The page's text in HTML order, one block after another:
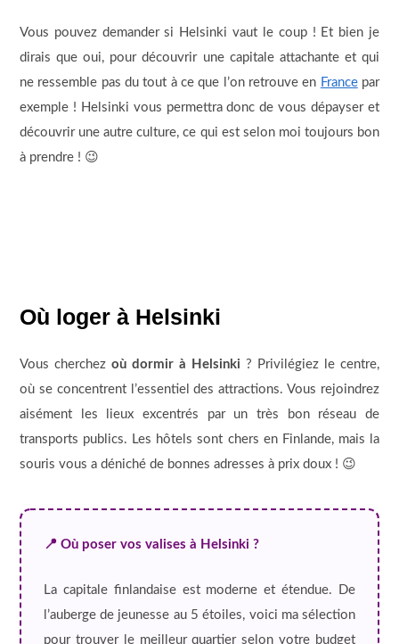
Vous pouvez demander si Helsinki vaut le coup ! Et bien je
dirais que oui, pour découvrir une capitale attachante et qui
ne ressemble pas du tout à ce que l’on retrouve en Francepar
exemple ! Helsinki vous permettra donc de vous dépayser et
découvrir une autre culture, ce qui est selon moi toujours bon
à prendre ! 😉
Où loger à Helsinki
Vous cherchez où dormir à Helsinki ? Privilégiez le centre,
où se concentrent l’essentiel des attractions. Vous rejoindrez
aisément les lieux excentrés par un très bon réseau de
transports publics. Les hôtels sont chers en Finlande, mais la
souris vous a déniché de bonnes adresses à prix doux ! 😉
📍 Où poser vos valises à Helsinki ?
La capitale finlandaise est moderne et étendue. De
l’auberge de jeunesse au 5 étoiles, voici ma sélection
pour trouver le meilleur quartier selon votre budget